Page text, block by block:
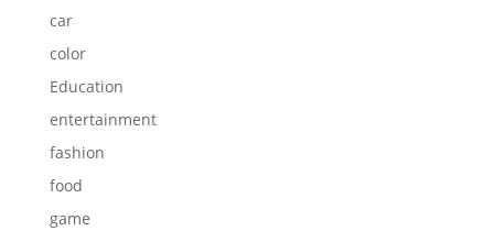
car
color
Education
entertainment
fashion
food
game